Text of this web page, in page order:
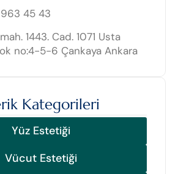
45 43
mah. 1443. Cad. 1071 Usta
no:4-5-6 Çankaya Ankara
Kategorileri
Yüz Estetiği
Vücut Estetiği